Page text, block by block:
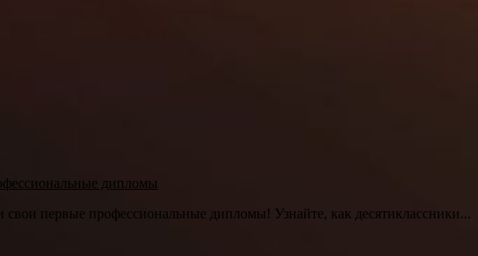
дипломы
первые профессиональные дипломы! Узнайте, как десятиклассники...